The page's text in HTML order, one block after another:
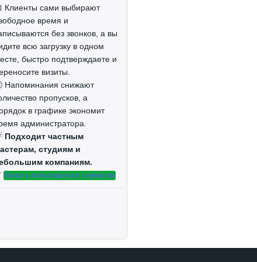
Клиенты сами выбирают
время и
без звонков, а вы
всю загрузку в одном
быстро подтверждаете и
визиты.
Напоминания снижают
пропусков, а
в графике экономит
администратора.
Подходит частным
студиям и
компаниям.
Начать пользоваться сервисом